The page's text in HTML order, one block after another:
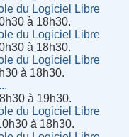
du Logiciel Libre
à 18h30.
du Logiciel Libre
à 18h30.
du Logiciel Libre
à 18h30.
à 19h30.
du Logiciel Libre
à 18h30.